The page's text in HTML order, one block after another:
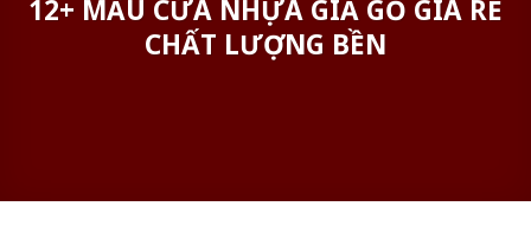
12+ MẪU CỬA NHỰA GIẢ GỖ GIÁ RẺ
CHẤT LƯỢNG BỀN